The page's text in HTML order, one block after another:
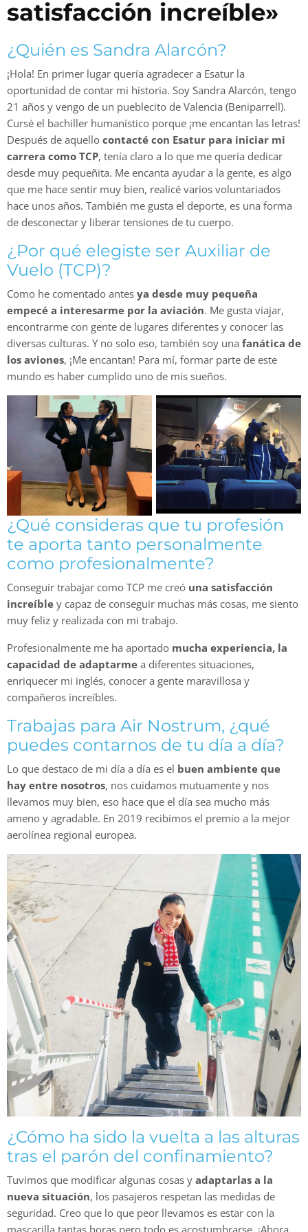
satisfacción increíble»
¿Quién es Sandra Alarcón?
¡Hola! En primer lugar quería agradecer a Esatur la
oportunidad de contar mi historia. Soy Sandra Alarcón, tengo
21 años y vengo de un pueblecito de Valencia (Beniparrell).
Cursé el bachiller humanístico porque ¡me encantan las letras!
Después de aquello contacté con Esatur para iniciar mi
carrera como TCP, tenía claro a lo que me quería dedicar
desde muy pequeñita. Me encanta ayudar a la gente, es algo
que me hace sentir muy bien, realicé varios voluntariados
hace unos años. También me gusta el deporte, es una forma
de desconectar y liberar tensiones de tu cuerpo.
¿Por qué elegiste ser Auxiliar de
Vuelo (TCP)?
Como he comentado antes ya desde muy pequeña
empecé a interesarme por la aviación. Me gusta viajar,
encontrarme con gente de lugares diferentes y conocer las
diversas culturas. Y no solo eso, también soy una fanática de
los aviones, ¡Me encantan! Para mí, formar parte de este
mundo es haber cumplido uno de mis sueños.
¿Qué consideras que tu profesión
te aporta tanto personalmente
como profesionalmente?
Conseguir trabajar como TCP me creó una satisfacción
increíble y capaz de conseguir muchas más cosas, me siento
muy feliz y realizada con mi trabajo.
Profesionalmente me ha aportado mucha experiencia, la
capacidad de adaptarme a diferentes situaciones,
enriquecer mi inglés, conocer a gente maravillosa y
compañeros increíbles.
Trabajas para Air Nostrum, ¿qué
puedes contarnos de tu día a día?
Lo que destaco de mi día a día es el buen ambiente que
hay entre nosotros, nos cuidamos mutuamente y nos
llevamos muy bien, eso hace que el día sea mucho más
ameno y agradable. En 2019 recibimos el premio a la mejor
aerolínea regional europea.
¿Cómo ha sido la vuelta a las alturas
tras el parón del confinamiento?
Tuvimos que modificar algunas cosas y adaptarlas a la
nueva situación, los pasajeros respetan las medidas de
seguridad. Creo que lo que peor llevamos es estar con la
mascarilla tantas horas pero todo es acostumbrarse. ¡Ahora